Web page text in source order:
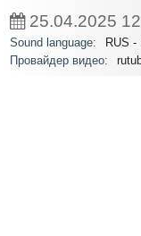
25.04.2025
Sound language:
RUS -
Провайдер видео: